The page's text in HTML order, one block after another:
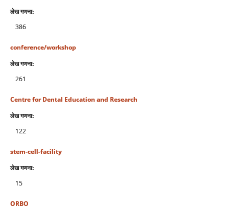
लेख गणना:
386
conference/workshop
लेख गणना:
261
Centre for Dental Education and Research
लेख गणना:
122
stem-cell-facility
लेख गणना:
15
ORBO